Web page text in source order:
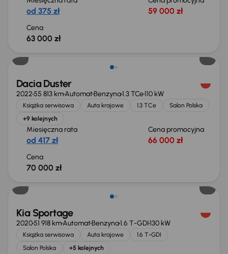
od 375 zł 59 000 zł
Cena
63 000 zł
Dacia Duster
202255 813 kmAutomatBenzyna1.3 TCe110 kW
Książka serwisowa Auta krajowe 1.3 TCe
Salon Polska
+9 kolejnych
Miesięczna rata
od 417 zł
Cena promocyjna
66 000 zł
Cena
70 000 zł
Kia Sportage
202051 918 kmAutomatBenzyna1.6 T-GDI130 kW
Książka serwisowa Auta krajowe
1.6 T-GDI
Salon Polska
+5 kolejnych